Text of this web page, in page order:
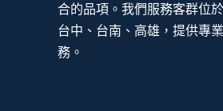
合的品項。我們服務客群位
台中、台南、高雄，提供專
務。